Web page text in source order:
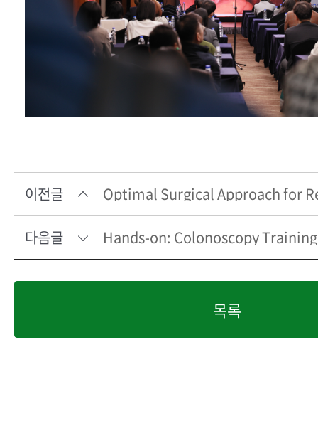
이전글
다음글
목록